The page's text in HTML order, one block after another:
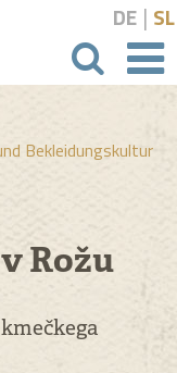
DE | SL
Bekleidungskultur
Rožu